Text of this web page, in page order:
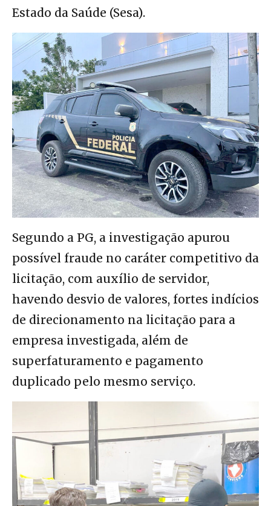
Estado da Saúde (Sesa).
Segundo a PG, a investigação apurou
possível fraude no caráter competitivo da
licitação, com auxílio de servidor,
havendo desvio de valores, fortes indícios
de direcionamento na licitação para a
empresa investigada, além de
superfaturamento e pagamento
duplicado pelo mesmo serviço.